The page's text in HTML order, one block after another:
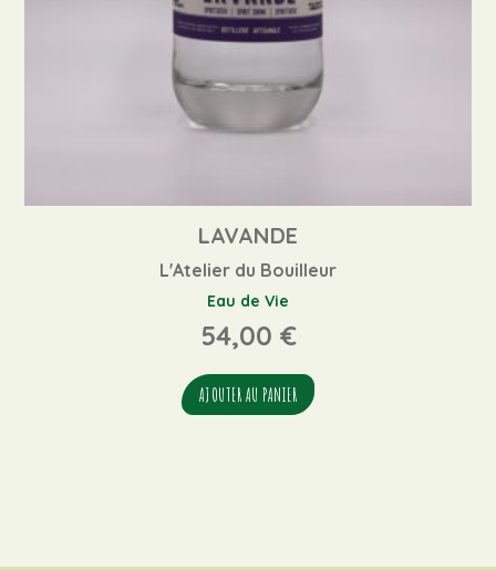
LAVANDE
L'Atelier du Bouilleur
Eau de Vie
54,00 €
AJOUTER AU PANIER